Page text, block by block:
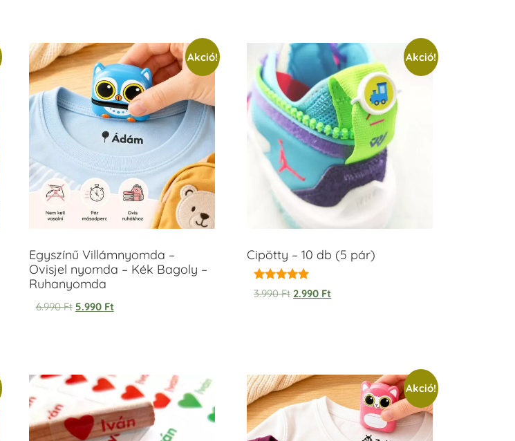
Akció!
Egyszínű Villámnyomda –
Ovisjel nyomda – Kék Bagoly –
Ruhanyomda
6.990Ft 5.990 Ft
Akció!
Cipötty – 10 db (5 pár)
Értékelés:
5.00
3.990Ft 2.990 Ft
Akció!